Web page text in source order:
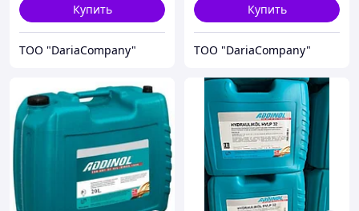
Купить
TOO "DariaCompany"
Купить
TOO "DariaCompany"